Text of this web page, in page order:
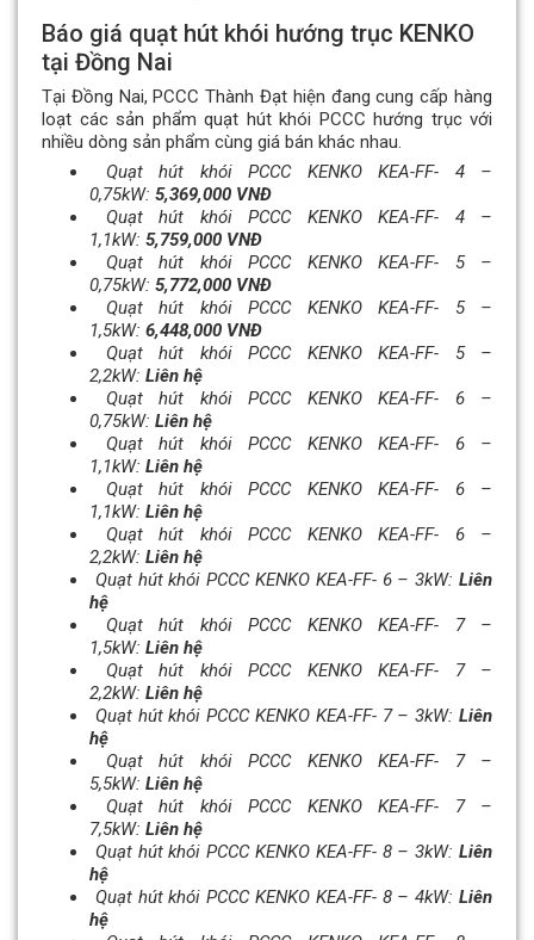
Báo giá quạt hút khói hướng trục KENKO
tại Đồng Nai
Tại Đồng Nai, PCCC Thành Đạt hiện đang cung cấp hàng
loạt các sản phẩm quạt hút khói PCCC hướng trục với
nhiều dòng sản phẩm cùng giá bán khác nhau.
Quạt hút khói PCCC KENKO KEA-FF- 4 –
0,75kW: 5,369,000 VNĐ
Quạt hút khói PCCC KENKO KEA-FF- 4 –
1,1kW: 5,759,000 VNĐ
Quạt hút khói PCCC KENKO KEA-FF- 5 –
0,75kW: 5,772,000 VNĐ
Quạt hút khói PCCC KENKO KEA-FF- 5 –
1,5kW: 6,448,000 VNĐ
Quạt hút khói PCCC KENKO KEA-FF- 5 –
2,2kW: Liên hệ
Quạt hút khói PCCC KENKO KEA-FF- 6 –
0,75kW: Liên hệ
Quạt hút khói PCCC KENKO KEA-FF- 6 –
1,1kW: Liên hệ
Quạt hút khói PCCC KENKO KEA-FF- 6 –
1,1kW: Liên hệ
Quạt hút khói PCCC KENKO KEA-FF- 6 –
2,2kW: Liên hệ
Quạt hút khói PCCC KENKO KEA-FF- 6 – 3kW: Liên
hệ
Quạt hút khói PCCC KENKO KEA-FF- 7 –
1,5kW: Liên hệ
Quạt hút khói PCCC KENKO KEA-FF- 7 –
2,2kW: Liên hệ
Quạt hút khói PCCC KENKO KEA-FF- 7 – 3kW: Liên
hệ
Quạt hút khói PCCC KENKO KEA-FF- 7 –
5,5kW: Liên hệ
Quạt hút khói PCCC KENKO KEA-FF- 7 –
7,5kW: Liên hệ
Quạt hút khói PCCC KENKO KEA-FF- 8 – 3kW: Liên
hệ
Quạt hút khói PCCC KENKO KEA-FF- 8 – 4kW: Liên
hệ